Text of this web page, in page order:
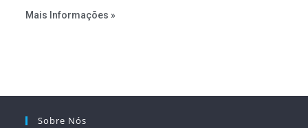
serviços, ampliar a participação da iniciativa privada,
Mais Informações »
Sobre Nós